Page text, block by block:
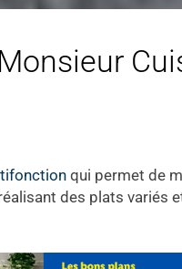
qui permet de
des plats